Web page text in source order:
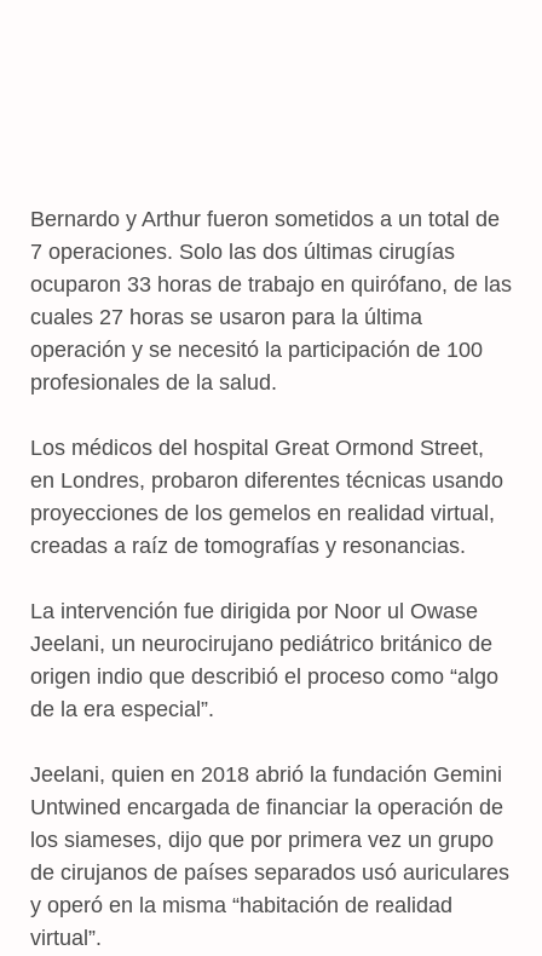
Bernardo y Arthur fueron sometidos a un total de
7 operaciones. Solo las dos últimas cirugías
ocuparon 33 horas de trabajo en quirófano, de las
cuales 27 horas se usaron para la última
operación y se necesitó la participación de 100
profesionales de la salud.
Los médicos del hospital Great Ormond Street,
en Londres, probaron diferentes técnicas usando
proyecciones de los gemelos en realidad virtual,
creadas a raíz de tomografías y resonancias.
La intervención fue dirigida por Noor ul Owase
Jeelani, un neurocirujano pediátrico británico de
origen indio que describió el proceso como “algo
de la era especial”.
Jeelani, quien en 2018 abrió la fundación Gemini
Untwined encargada de financiar la operación de
los siameses, dijo que por primera vez un grupo
de cirujanos de países separados usó auriculares
y operó en la misma “habitación de realidad
virtual”.